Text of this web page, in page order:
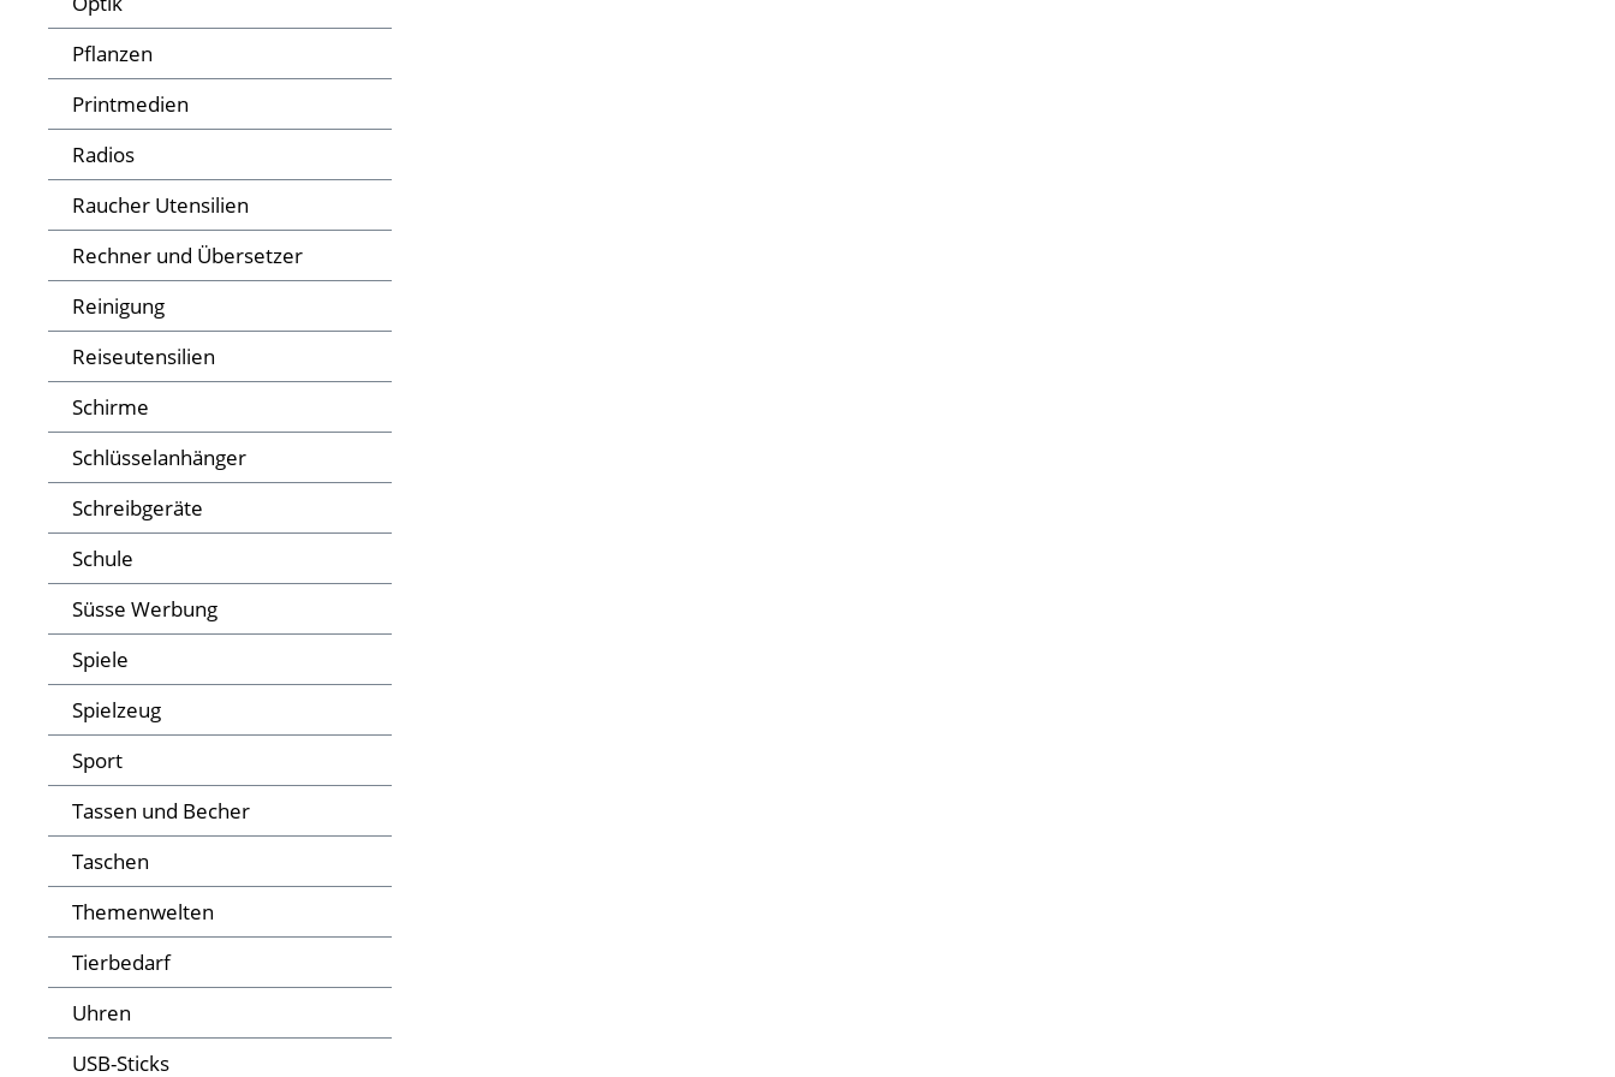
Pflanzen
Printmedien
Radios
Raucher Utensilien
Rechner und Übersetzer
Reinigung
Reiseutensilien
Schirme
Schlüsselanhänger
Schreibgeräte
Schule
Süsse Werbung
Spiele
Spielzeug
Sport
Tassen und Becher
Taschen
Themenwelten
Tierbedarf
Uhren
USB-Sticks